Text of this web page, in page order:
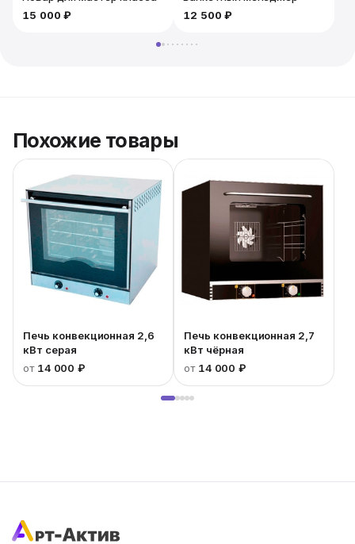
15 000 ₽
12 500 ₽
Похожие товары
Печь конвекционная 2,6
кВт серая
от 14 000 ₽
Печь конвекционная 2,7
кВт чёрная
от 14 000 ₽